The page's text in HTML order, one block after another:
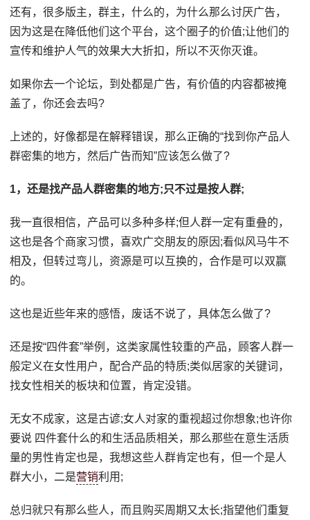
还有，很多版主，群主，什么的，为什么那么讨厌广告，
因为这是在降低他们这个平台，这个圈子的价值;让他们的
宣传和维护人气的效果大大折扣，所以不灭你灭谁。
如果你去一个论坛，到处都是广告，有价值的内容都被掩
盖了，你还会去吗?
上述的，好像都是在解释错误，那么正确的“找到你产品人
群密集的地方，然后广告而知”应该怎么做了?
1，还是找产品人群密集的地方;只不过是按人群;
我一直很相信，产品可以多种多样;但人群一定有重叠的，
这也是各个商家习惯，喜欢广交朋友的原因;看似风马牛不
相及，但转过弯儿，资源是可以互换的，合作是可以双赢
的。
这也是近些年来的感悟，废话不说了，具体怎么做了?
还是按“四件套”举例，这类家属性较重的产品，顾客人群一
般定义在女性用户，配合产品的特质;类似居家的关键词，
找女性相关的板块和位置，肯定没错。
无女不成家，这是古谚;女人对家的重视超过你想象;也许你
要说 四件套什么的和生活品质相关，那么那些在意生活质
量的男性肯定也是，我想这些人群肯定也有，但一个是人
群大小，二是营销利用;
总归就只有那么些人，而且购买周期又太长;指望他们重复